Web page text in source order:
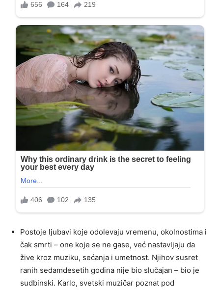
Postoje ljubavi koje odolevaju vremenu, okolnostima i
čak smrti – one koje se ne gase, već nastavljaju da
žive kroz muziku, sećanja i umetnost. Njihov susret
ranih sedamdesetih godina nije bio slučajan – bio je
sudbinski. Karlo, svetski muzičar poznat pod